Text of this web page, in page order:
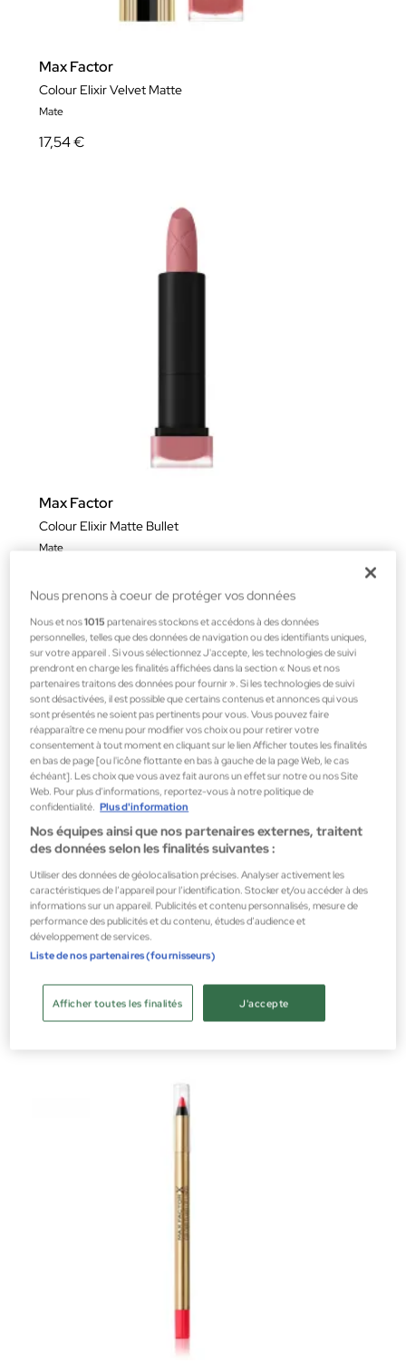
Max Factor
Colour Elixir Velvet Matte
Mate
17,54 €
Max Factor
Colour Elixir Matte Bullet
Mate
Max Factor
Colour Elixir Matte Reno
Mate
Nous prenons à coeur de protéger vos données
Nous et nos1015 partenaires stockons et accédons à des données
personnelles, telles que des données de navigation ou des identifiants uniques,
sur votre appareil . Si vous sélectionnez J'accepte, les technologies de suivi
prendront en charge les finalités affichées dans la section « Nous et nos
partenaires traitons des données pour fournir ». Si les technologies de suivi
sont désactivées, il est possible que certains contenus et annonces qui vous
sont présentés ne soient pas pertinents pour vous. Vous pouvez faire
réapparaître ce menu pour modifier vos choix ou pour retirer votre
consentement à tout moment en cliquant sur le lien Afficher toutes les finalités
en bas de page [ou l'icône flottante en bas à gauche de la page Web, le cas
échéant]. Les choix que vous avez fait aurons un effet sur notre ou nos Site
Web. Pour plus d’informations, reportez-vous à notre politique de
confidentialité. Plus d'information
Nos équipes ainsi que nos partenaires externes, traitent
des données selon les finalités suivantes :
Utiliser des données de géolocalisation précises. Analyser activement les
caractéristiques de l’appareil pour l’identification. Stocker et/ou accéder à des
informations sur un appareil. Publicités et contenu personnalisés, mesure de
performance des publicités et du contenu, études d’audience et
développement de services.
Liste de nos partenaires (fournisseurs)
J'accepte
Afficher toutes les finalités